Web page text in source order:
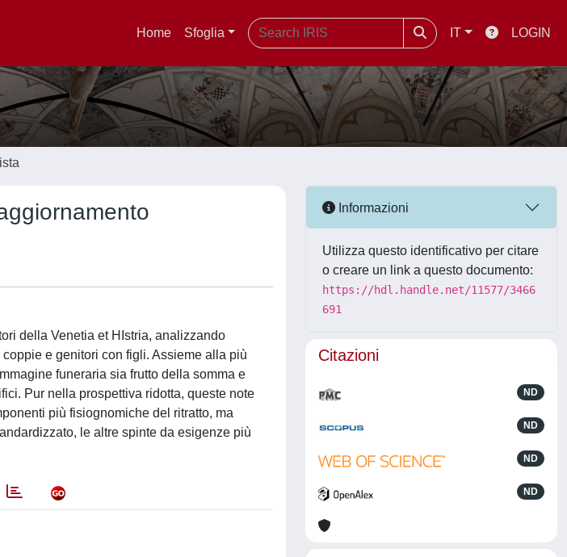
Home Sfoglia IT LOGIN
della Venetia et HIstria, analizzando
e genitori con figli. Assieme alla più
funeraria sia frutto della somma e
Pur nella prospettiva ridotta, queste note
più fisiognomiche del ritratto, ma
le altre spinte da esigenze più
Informazioni
Utilizza questo identificativo per citare
o creare un link a questo documento:
https://hdl.handle.net/11577/3466
691
Citazioni
ND
ND
ND
ND